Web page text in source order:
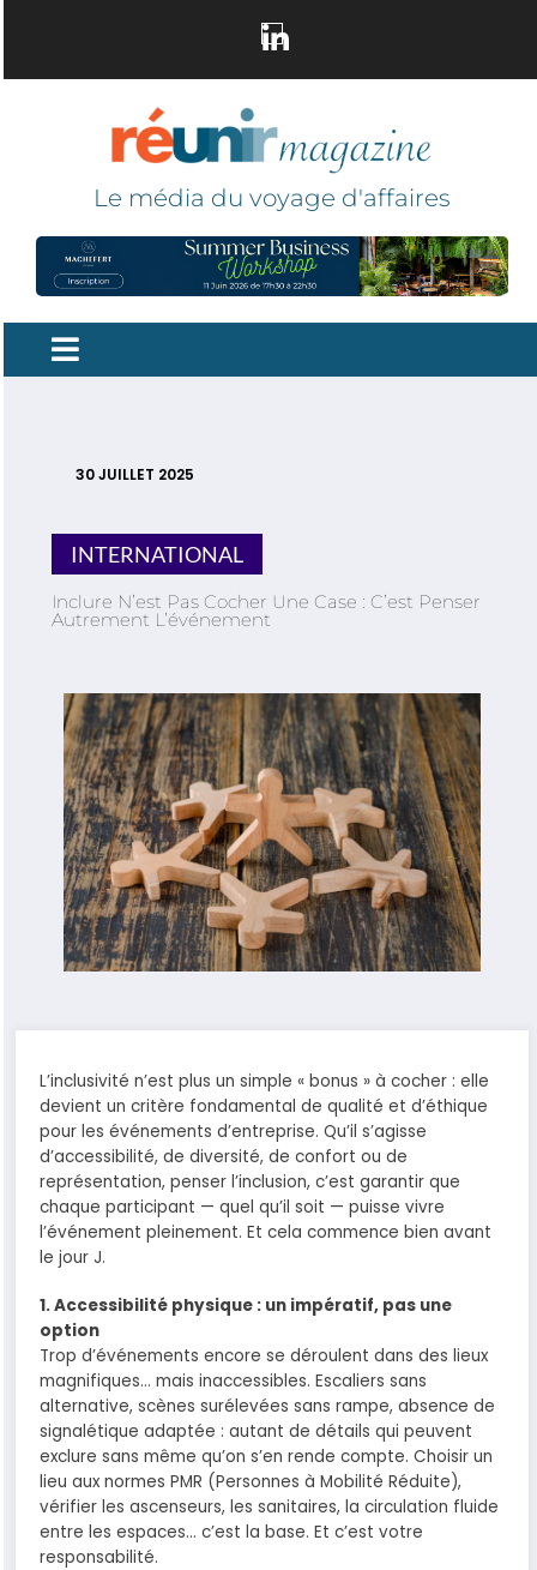
Le média du voyage d'affaires
30 JUILLET 2025
INTERNATIONAL
Inclure N’est Pas Cocher Une Case : C’est Penser
Autrement L’événement
L’inclusivité n’est plus un simple « bonus » à cocher : elle
devient un critère fondamental de qualité et d’éthique
pour les événements d’entreprise. Qu’il s’agisse
d’accessibilité, de diversité, de confort ou de
représentation, penser l’inclusion, c’est garantir que
chaque participant — quel qu’il soit — puisse vivre
l’événement pleinement. Et cela commence bien avant
le jour J.
1. Accessibilité physique : un impératif, pas une
option
Trop d’événements encore se déroulent dans des lieux
magnifiques… mais inaccessibles. Escaliers sans
alternative, scènes surélevées sans rampe, absence de
signalétique adaptée : autant de détails qui peuvent
exclure sans même qu’on s’en rende compte. Choisir un
lieu aux normes PMR (Personnes à Mobilité Réduite),
vérifier les ascenseurs, les sanitaires, la circulation fluide
entre les espaces… c’est la base. Et c’est votre
responsabilité.